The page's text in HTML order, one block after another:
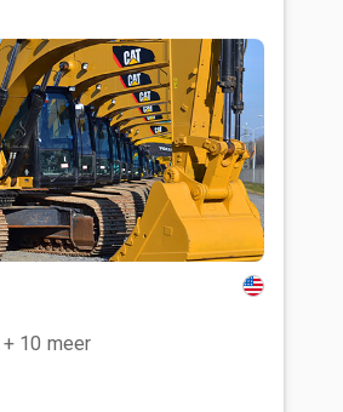
+ 10 meer